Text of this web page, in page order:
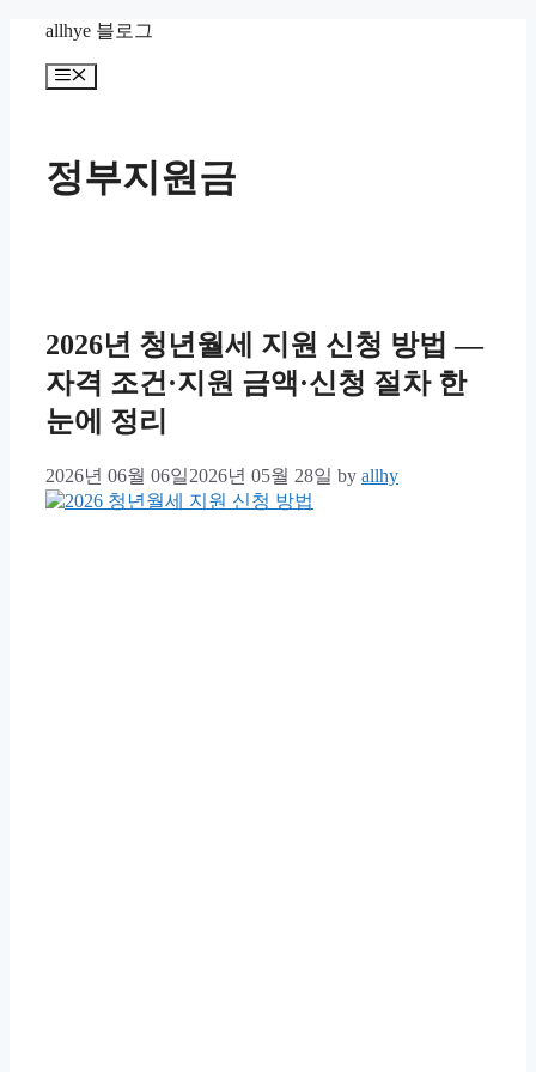
content
allhye 블로그
Menu
정부지원금
2026년 청년월세 지원 신청 방법 —
자격 조건·지원 금액·신청 절차 한
눈에 정리
2026년 06월 06일2026년 05월 28일 by allhy